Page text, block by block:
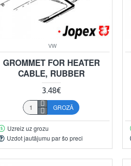
VW
GROMMET FOR HEATER
CABLE, RUBBER
3.48€
GROZĀ
Uzreiz uz grozu
Uzdot jautājumu par šo preci